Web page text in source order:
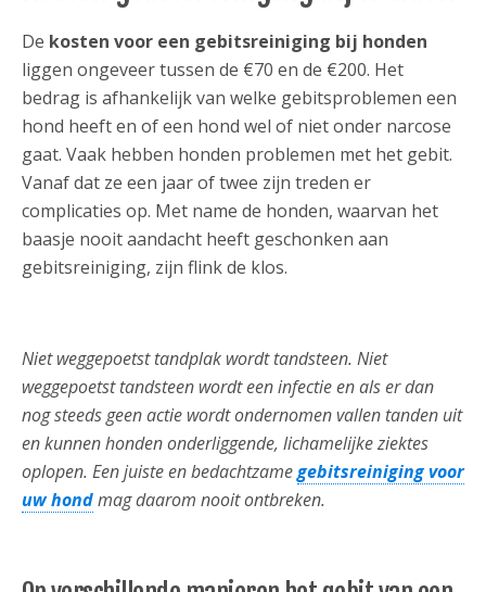
De kosten voor een gebitsreiniging bij honden
liggen ongeveer tussen de €70 en de €200. Het
bedrag is afhankelijk van welke gebitsproblemen een
hond heeft en of een hond wel of niet onder narcose
gaat. Vaak hebben honden problemen met het gebit.
Vanaf dat ze een jaar of twee zijn treden er
complicaties op. Met name de honden, waarvan het
baasje nooit aandacht heeft geschonken aan
gebitsreiniging, zijn flink de klos.
Niet weggepoetst tandplak wordt tandsteen. Niet
weggepoetst tandsteen wordt een infectie en als er dan
nog steeds geen actie wordt ondernomen vallen tanden uit
en kunnen honden onderliggende, lichamelijke ziektes
oplopen. Een juiste en bedachtzamegebitsreiniging voor
uw hondmag daarom nooit ontbreken.